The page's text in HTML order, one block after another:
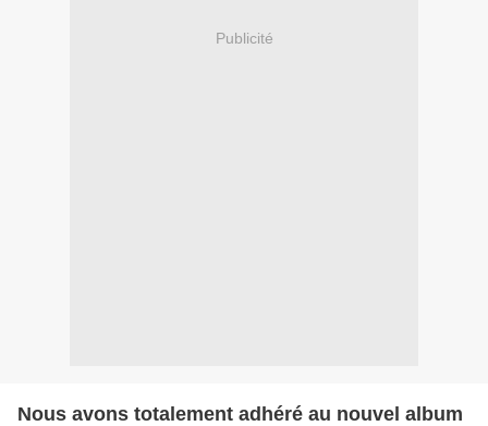
Publicité
Nous avons totalement adhéré au nouvel album